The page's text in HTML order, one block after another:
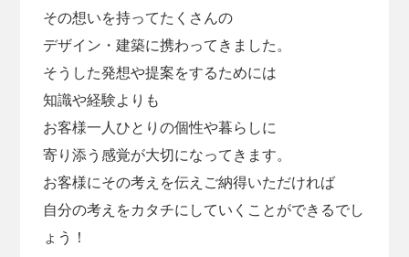
その想いを持ってたくさんの
デザイン・建築に携わってきました。
そうした発想や提案をするためには
知識や経験よりも
お客様⼀⼈ひとりの個性や暮らしに
寄り添う感覚が⼤切になってきます。
お客様にその考えを伝えご納得いただければ
⾃分の考えをカタチにしていくことができるでし
ょう！